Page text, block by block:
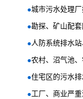
●城市污水处理
●勘探、矿山配
●人防系统排水
●农村、沼气池
●住宅区的污水
●工厂、商业严